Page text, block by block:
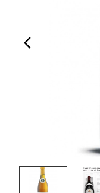
arrow_back_ios